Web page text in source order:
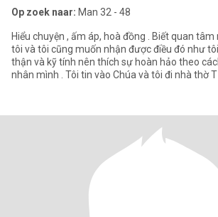
Op zoek naar: Man 32 - 48
Hiểu chuyện , ấm áp, hoà đồng . Biết quan tâm người thân yêu của
tôi và tôi cũng muốn nhận được điều đó như tôi đối với họ ! Tôi cẩn
thận và kỹ tính nên thích sự hoàn hảo theo cách nhìn nhận của cá
nhân mình . Tôi tin vào Chúa và tôi đi nhà thờ T